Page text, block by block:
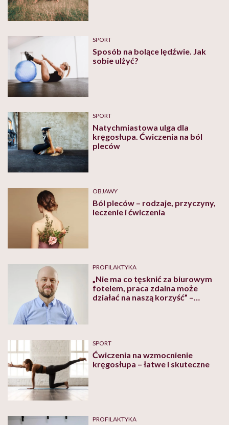
SPORT
Sposób na bolące lędźwie. Jak
sobie ulżyć?
SPORT
Natychmiastowa ulga dla
kręgosłupa. Ćwiczenia na ból
pleców
OBJAWY
Ból pleców – rodzaje, przyczyny,
leczenie i ćwiczenia
PROFILAKTYKA
„Nie ma co tęsknić za biurowym
fotelem, praca zdalna może
działać na naszą korzyść” –
SPORT
Ćwiczenia na wzmocnienie
kręgosłupa – łatwe i skuteczne
PROFILAKTYKA